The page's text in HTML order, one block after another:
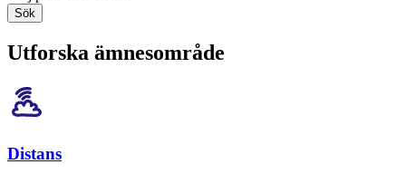
Sök
Utforska ämnesområde
Distans